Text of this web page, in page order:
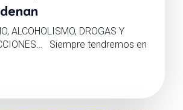
ALCOHOLISMO, DROGAS Y
Siempre tendremos en